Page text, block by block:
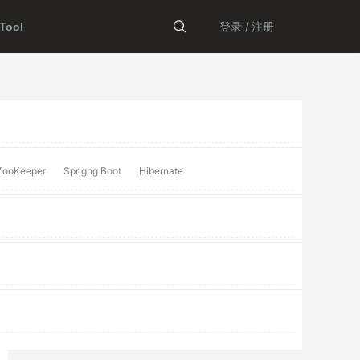
登录 /注册
Sprigng Boot Hibernate